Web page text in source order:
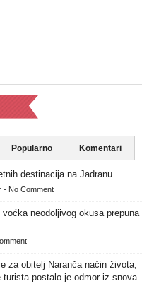
Popularno Komentari
destinacija na Jadranu
- No Comment
neodoljivog okusa prepuna
za obitelj Naranča način života,
turista postalo je odmor iz snova